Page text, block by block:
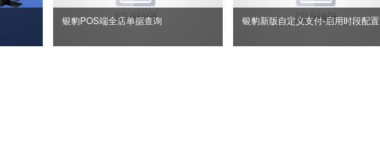
银豹POS端全店单据查询 银豹新版自定义支付‑启用时段配置